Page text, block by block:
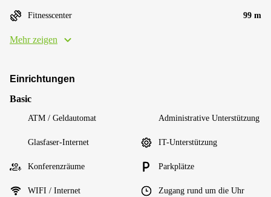
Fitnesscenter 99 m
Mehr zeigen
Einrichtungen
Basic
ATM / Geldautomat Administrative Unterstützung
Glasfaser-Internet IT-Unterstützung
Konferenzräume Parkplätze
WIFI / Internet Zugang rund um die Uhr